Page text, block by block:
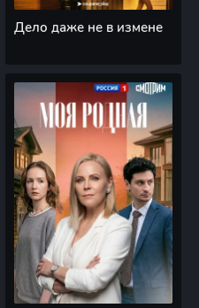
Дело даже не в измене